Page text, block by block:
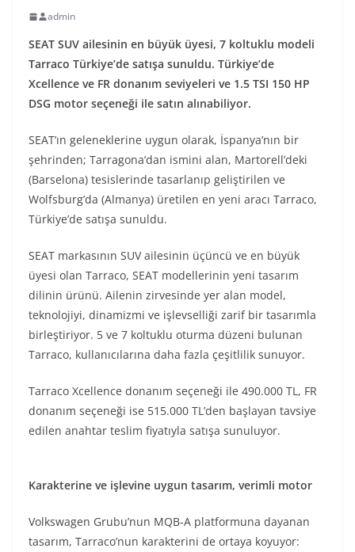
admin
SEAT SUV ailesinin en büyük üyesi, 7 koltuklu modeli
Tarraco Türkiye’de satışa sunuldu. Türkiye’de
Xcellence ve FR donanım seviyeleri ve 1.5 TSI 150 HP
DSG motor seçeneği ile satın alınabiliyor.
SEAT’ın geleneklerine uygun olarak, İspanya’nın bir
şehrinden; Tarragona’dan ismini alan, Martorell’deki
(Barselona) tesislerinde tasarlanıp geliştirilen ve
Wolfsburg’da (Almanya) üretilen en yeni aracı Tarraco,
Türkiye’de satışa sunuldu.
SEAT markasının SUV ailesinin üçüncü ve en büyük
üyesi olan Tarraco, SEAT modellerinin yeni tasarım
dilinin ürünü. Ailenin zirvesinde yer alan model,
teknolojiyi, dinamizmi ve işlevselliği zarif bir tasarımla
birleştiriyor. 5 ve 7 koltuklu oturma düzeni bulunan
Tarraco, kullanıcılarına daha fazla çeşitlilik sunuyor.
Tarraco Xcellence donanım seçeneği ile 490.000 TL, FR
donanım seçeneği ise 515.000 TL’den başlayan tavsiye
edilen anahtar teslim fiyatıyla satışa sunuluyor.
Karakterine ve işlevine uygun tasarım, verimli motor
Volkswagen Grubu’nun MQB-A platformuna dayanan
tasarım, Tarraco’nun karakterini de ortaya koyuyor: